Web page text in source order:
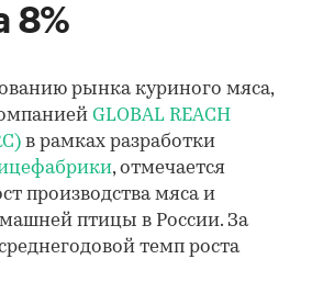
8%
рынка куриного мяса,
GLOBAL REACH
в рамках разработки
, отмечается
производства мяса и
птицы в России. За
темп роста